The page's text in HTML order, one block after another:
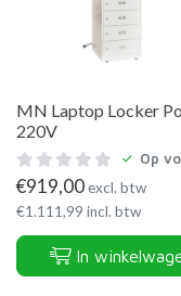
MN Laptop Locker
220V
Op
€919,00excl. btw
€1.111,99 incl. btw
In